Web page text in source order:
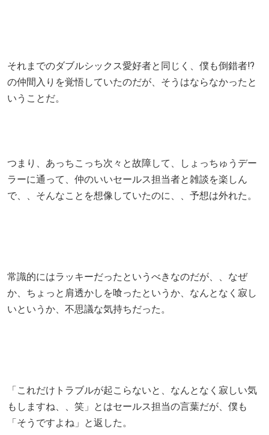
それまでのダブルシックス愛好者と同じく、僕も倒錯者⁉
の仲間入りを覚悟していたのだが、そうはならなかったと
いうことだ。
つまり、あっちこっち次々と故障して、しょっちゅうデー
ラーに通って、仲のいいセールス担当者と雑談を楽しん
で、、そんなことを想像していたのに、、予想は外れた。
常識的にはラッキーだったというべきなのだが、、なぜ
か、ちょっと肩透かしを喰ったというか、なんとなく寂し
いというか、不思議な気持ちだった。
「これだけトラブルが起こらないと、なんとなく寂しい気
もしますね、、笑」とはセールス担当の言葉だが、僕も
「そうですよね」と返した。